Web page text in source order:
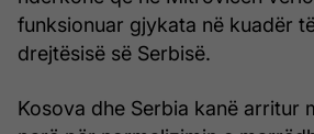
funksionuar gjykata në kuadër
drejtësisë së Serbisë.
Kosova dhe Serbia kanë arritur